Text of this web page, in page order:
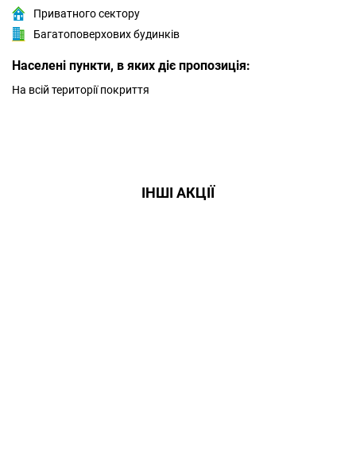
Приватного сектору
Багатоповерхових будинків
Населені пункти, в яких діє пропозиція:
На всій території покриття
ІНШІ АКЦІЇ